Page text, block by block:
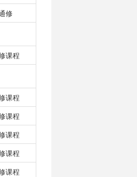
修
课程
课程
课程
课程
课程
课程